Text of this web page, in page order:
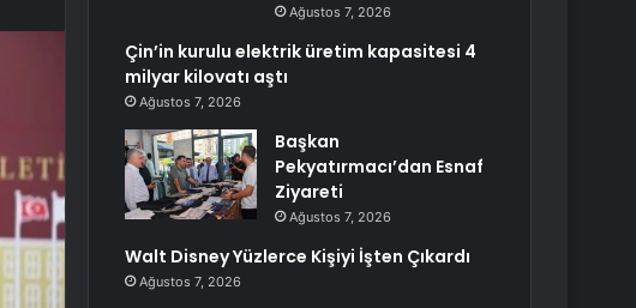
Ağustos 7, 2026
Çin’in kurulu elektrik üretim kapasitesi 4
milyar kilovatı aştı
Ağustos 7, 2026
Başkan
Pekyatırmacı’dan Esnaf
Ziyareti
Ağustos 7, 2026
Walt Disney Yüzlerce Kişiyi İşten Çıkardı
Ağustos 7, 2026